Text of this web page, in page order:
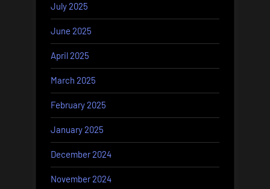
July 2025
June 2025
April 2025
March 2025
February 2025
January 2025
December 2024
November 2024